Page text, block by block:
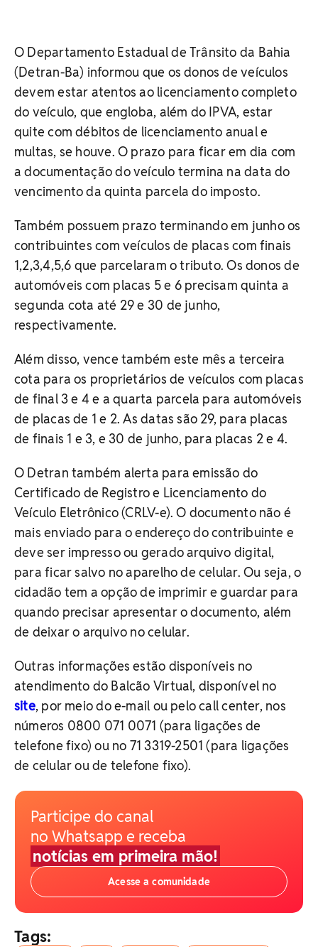
O Departamento Estadual de Trânsito da Bahia
(Detran-Ba) informou que os donos de veículos
devem estar atentos ao licenciamento completo
do veículo, que engloba, além do IPVA, estar
quite com débitos de licenciamento anual e
multas, se houve. O prazo para ficar em dia com
a documentação do veículo termina na data do
vencimento da quinta parcela do imposto.
Também possuem prazo terminando em junho os
contribuintes com veículos de placas com finais
1,2,3,4,5,6 que parcelaram o tributo. Os donos de
automóveis com placas 5 e 6 precisam quinta a
segunda cota até 29 e 30 de junho,
respectivamente.
Além disso, vence também este mês a terceira
cota para os proprietários de veículos com placas
de final 3 e 4 e a quarta parcela para automóveis
de placas de 1 e 2. As datas são 29, para placas
de finais 1 e 3, e 30 de junho, para placas 2 e 4.
O Detran também alerta para emissão do
Certificado de Registro e Licenciamento do
Veículo Eletrônico (CRLV-e). O documento não é
mais enviado para o endereço do contribuinte e
deve ser impresso ou gerado arquivo digital,
para ficar salvo no aparelho de celular. Ou seja, o
cidadão tem a opção de imprimir e guardar para
quando precisar apresentar o documento, além
de deixar o arquivo no celular.
Outras informações estão disponíveis no
atendimento do Balcão Virtual, disponível no
site, por meio do e-mail ou pelo call center, nos
números 0800 071 0071 (para ligações de
telefone fixo) ou no 71 3319-2501 (para ligações
de celular ou de telefone fixo).
Participe do canal
no Whatsapp e receba
notícias em primeira mão!
Acesse a comunidade
Tags: